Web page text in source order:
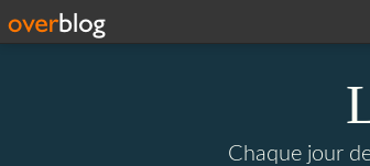
Chaque jour